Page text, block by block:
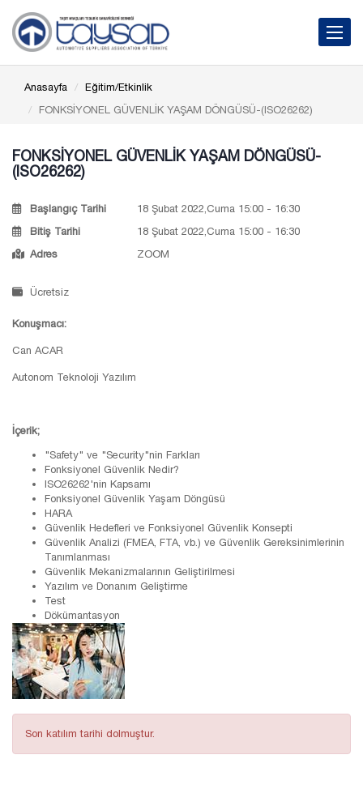
Toggle
Anasayfa
Eğitim/Etkinlik
FONKSİYONEL GÜVENLİK YAŞAM DÖNGÜSÜ-(ISO26262)
FONKSİYONEL GÜVENLİK YAŞAM DÖNGÜSÜ-
(ISO26262)
Başlangıç Tarihi
18 Şubat 2022,Cuma 15:00 - 16:30
Bitiş Tarihi
18 Şubat 2022,Cuma 15:00 - 16:30
Adres
ZOOM
Ücretsiz
Konuşmacı:
Can ACAR
Autonom Teknoloji Yazılım
İçerik;
"Safety" ve "Security"nin Farkları
Fonksiyonel Güvenlik Nedir?
ISO26262'nin Kapsamı
Fonksiyonel Güvenlik Yaşam Döngüsü
HARA
Güvenlik Hedefleri ve Fonksiyonel Güvenlik Konsepti
Güvenlik Analizi (FMEA, FTA, vb.) ve Güvenlik Gereksinimlerinin
Tanımlanması
Güvenlik Mekanizmalarının Geliştirilmesi
Yazılım ve Donanım Geliştirme
Test
Dökümantasyon
Son katılım tarihi dolmuştur.